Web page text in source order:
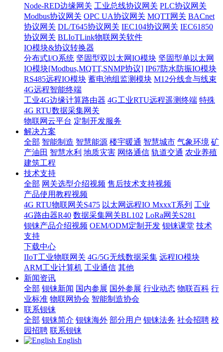
Node-RED边缘网关 工业总线协议网关 PLC协议网关
Modbus协议网关 OPC UA协议网关 MQTT网关 BACnet
协议网关 DL/T645协议网关 IEC104协议网关 IEC61850
协议网关 BLIoTLink物联网关软件
IO模块&协议转换器
分布式I/O系统 坚固型双以太网IO模块 坚固型单以太网
IO模块[Modbus,MQTT,SNMP协议] IP67防水防振IO模块
RS485远程IO模块 蓄电池组监测模块 M12分线盒与线束
4G远程智能终端
工业4G边缘计算路由器 4G工业RTU远程遥测终端 特殊
4G RTU数据采集网关
物联网云平台 定制开发服务
解决方案
全部 智能制造 智慧能源 楼宇暖通 智慧城市 气象环境 矿
产油田 智慧水利 地质灾害 网络通信 轨道交通 农业养殖
建筑工程
技术支持
全部 网关选型介绍视频 售后技术支持视频
产品使用教程视频
4G RTU物联网关S475 以太网远程IO MxxxT系列 工业
4G路由器R40 数据采集网关BL102 LoRa网关S281
钡铼产品介绍视频 OEM/ODM定制开发 钡铼课堂 技术
支持
下载中心
IIoT工业物联网关 4G/5G无线数据采集 远程IO模块
ARM工业计算机 工业通信 其他
新闻资讯
全部 钡铼新闻 国内参展 国外参展 行业动态 物联百科 行
业标准 物联网协会 智能制造协会
联系钡铼
全部 钡铼简介 钡铼海外 部分用户 钡铼法务 社会招聘 校
园招聘 联系钡铼
English